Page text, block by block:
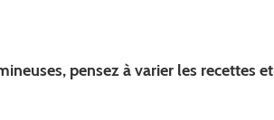
pensez à varier les recettes et